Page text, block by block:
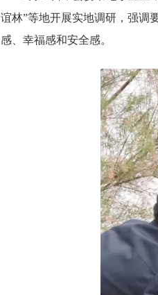
谊林”等地开展实地调研，强调
感、幸福感和安全感。